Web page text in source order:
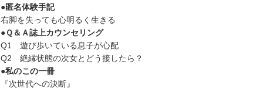
●匿名体験手記
右脚を失っても心明るく生きる
●Ｑ＆Ａ誌上カウンセリング
Q1 遊び歩いている息子が心配
Q2 絶縁状態の次女とどう接したら？
●私のこの一冊
『次世代への決断』